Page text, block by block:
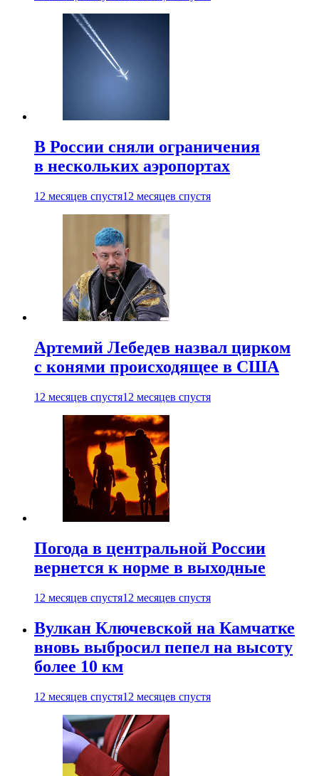
В России сняли ограничения
в нескольких аэропортах
12 месяцев спустя12 месяцев спустя
Артемий Лебедев назвал цирком
с конями происходящее в США
12 месяцев спустя12 месяцев спустя
Погода в центральной России
вернется к норме в выходные
12 месяцев спустя12 месяцев спустя
Вулкан Ключевской на Камчатке
вновь выбросил пепел на высоту
более 10 км
12 месяцев спустя12 месяцев спустя